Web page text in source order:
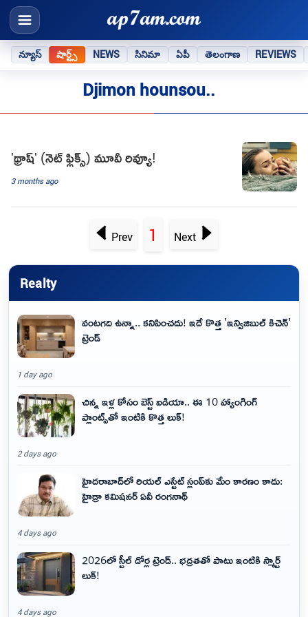
న్యూస్ షార్ట్స్ NEWS సినిమా ఏపీ తెలంగాణ REVIEWS
Djimon hounsou..
'థ్రాష్' (నెట్ ఫ్లిక్స్) మూవీ రివ్యూ!
3 months ago
Prev 1 Next
Realty
వంటగది ఉన్నా.. కనిపించదు! ఇదే కొత్త 'ఇన్విజిబుల్ కిచెన్'
ట్రెండ్
1 day ago
చిన్న ఇళ్ల కోసం బెస్ట్ ఐడియా.. ఈ 10 హ్యాంగింగ్
ప్లాంట్స్‌తో ఇంటికి కొత్త లుక్!
2 days ago
హైదరాబాద్‌లో రియల్ ఎస్టేట్ స్లంప్‌కు మేం కారణం కాదు:
హైడ్రా కమిషనర్ ఏవీ రంగనాథ్
4 days ago
2026లో స్టీల్ డోర్ల ట్రెండ్.. భద్రతతో పాటు ఇంటికి స్మార్ట్
లుక్!
4 days ago